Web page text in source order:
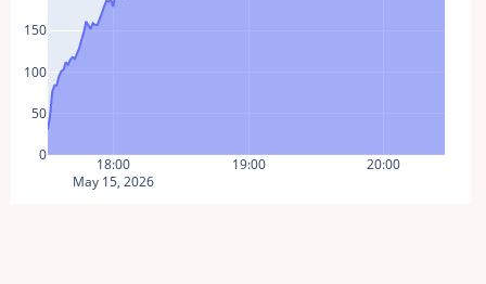
18:00
May 15, 2026
19:00 20:00
0
50
100
150